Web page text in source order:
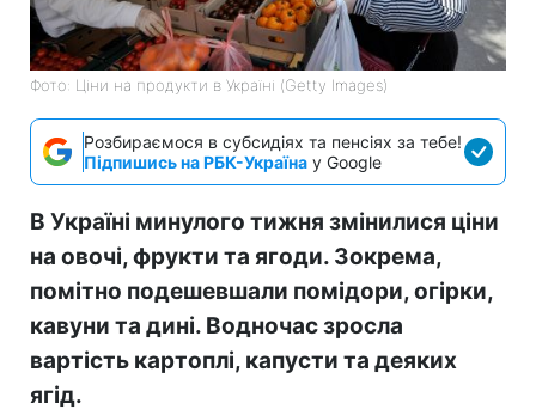
Фото: Ціни на продукти в Україні (Getty Images)
Розбираємося в субсидіях та пенсіях за тебе!
Підпишись на РБК-Україна у Google
В Україні минулого тижня змінилися ціни
на овочі, фрукти та ягоди. Зокрема,
помітно подешевшали помідори, огірки,
кавуни та дині. Водночас зросла
вартість картоплі, капусти та деяких
ягід.